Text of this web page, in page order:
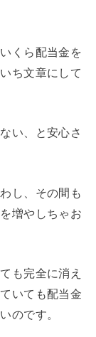
くら配当金を
ち文章にして
い、と安心さ
し、その間も
増やしちゃお
も完全に消え
いても配当金
のです。